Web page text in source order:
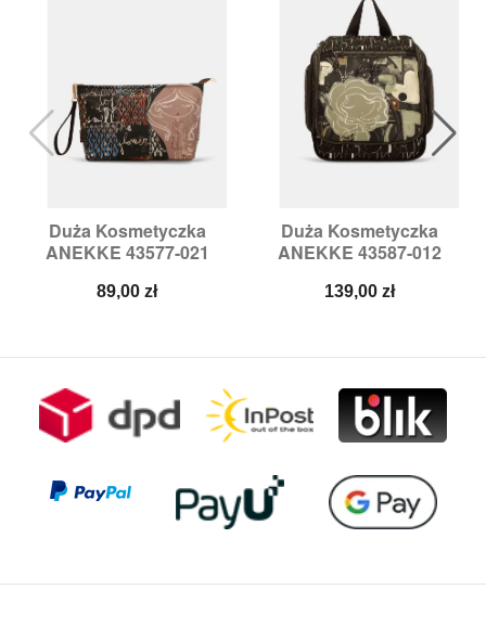
Duża Kosmetyczka
ANEKKE 43577-021
Cena
89,00 zł
Duża Kosmetyczka
ANEKKE 43587-012
Cena
139,00 zł